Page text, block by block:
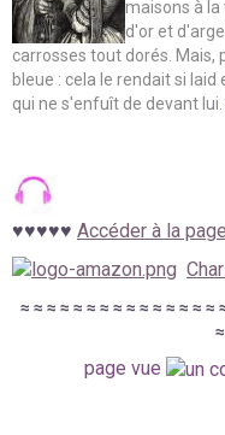
maisons à la
d'or et
carrosses tout dorés. Mais,
bleue : cela le rendait si
qui ne s'enfuît de devant lui.
♥♥♥♥♥ Accéder à la
≈ ≈ ≈ ≈ ≈ ≈ ≈ ≈ ≈ ≈ ≈ ≈ ≈ ≈ ≈
≈
page vue